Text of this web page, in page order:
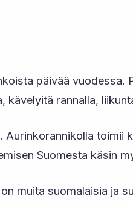
päivää
rannalla,
toimii
Suomesta käsin
muita suomalaisia ja